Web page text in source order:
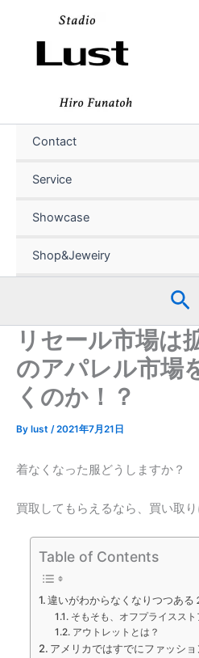
プ
Contact
Service
Showcase
Shop&Jeweiry
検
索
リセール市場は
のアパレル市場
くのか！？
By lust /2021年7月21日
着なくなった服どうしますか？
買取してもらえるなら、買い取
Table of Contents
違いがわからなくなりつつある
そもそも、オフプライススト
アウトレットとは？
アメリカではすでにファッシ